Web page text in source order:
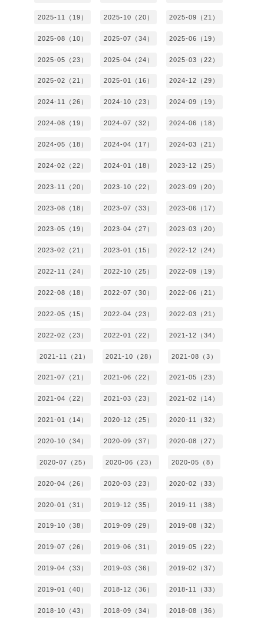
2025-11（19） 2025-10（20） 2025-09（21）
2025-08（10） 2025-07（34） 2025-06（19）
2025-05（23） 2025-04（24） 2025-03（22）
2025-02（21） 2025-01（16） 2024-12（29）
2024-11（26） 2024-10（23） 2024-09（19）
2024-08（19） 2024-07（32） 2024-06（18）
2024-05（18） 2024-04（17） 2024-03（21）
2024-02（22） 2024-01（18） 2023-12（25）
2023-11（20） 2023-10（22） 2023-09（20）
2023-08（18） 2023-07（33） 2023-06（17）
2023-05（19） 2023-04（27） 2023-03（20）
2023-02（21） 2023-01（15） 2022-12（24）
2022-11（24） 2022-10（25） 2022-09（19）
2022-08（18） 2022-07（30） 2022-06（21）
2022-05（15） 2022-04（23） 2022-03（21）
2022-02（23） 2022-01（22） 2021-12（34）
2021-11（21） 2021-10（28） 2021-08（3）
2021-07（21） 2021-06（22） 2021-05（23）
2021-04（22） 2021-03（23） 2021-02（14）
2021-01（14） 2020-12（25） 2020-11（32）
2020-10（34） 2020-09（37） 2020-08（27）
2020-07（25） 2020-06（23） 2020-05（8）
2020-04（26） 2020-03（23） 2020-02（33）
2020-01（31） 2019-12（35） 2019-11（38）
2019-10（38） 2019-09（29） 2019-08（32）
2019-07（26） 2019-06（31） 2019-05（22）
2019-04（33） 2019-03（36） 2019-02（37）
2019-01（40） 2018-12（36） 2018-11（33）
2018-10（43） 2018-09（34） 2018-08（36）